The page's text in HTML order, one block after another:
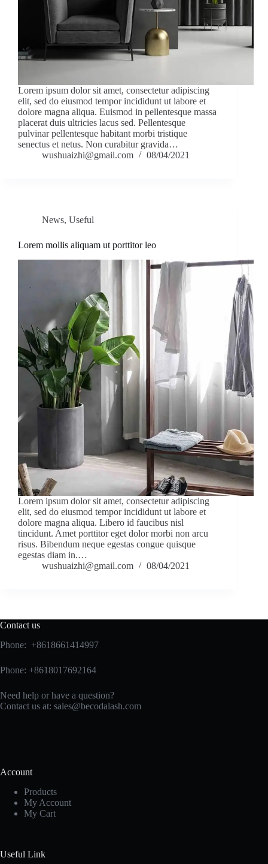
Lorem ipsum dolor sit amet, consectetur adipiscing
elit, sed do eiusmod tempor incididunt ut labore et
dolore magna aliqua. Euismod in pellentesque massa
placerat duis ultricies lacus sed. Pellentesque
pulvinar pellentesque habitant morbi tristique
senectus et netus. Non curabitur gravida…
wushuaizhi@gmail.com
08/04/2021
News, Useful
Lorem mollis aliquam ut porttitor leo
Lorem ipsum dolor sit amet, consectetur adipiscing
elit, sed do eiusmod tempor incididunt ut labore et
dolore magna aliqua. Libero id faucibus nisl
tincidunt. Amet porttitor eget dolor morbi non arcu
risus. Bibendum neque egestas congue quisque
egestas diam in.…
wushuaizhi@gmail.com
08/04/2021
Contact us
Phone: +8618661414997
Phone: +8618017692164
Need help or have a question?
Contact us at: sales@becodalash.com
Account
Products
My Account
My Cart
Useful Link